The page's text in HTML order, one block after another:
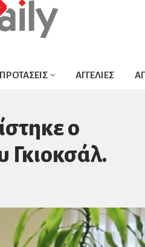
ΠΡΟΤΑΣΕΙΣ ΑΓΓΕΛΙΕΣ
ο